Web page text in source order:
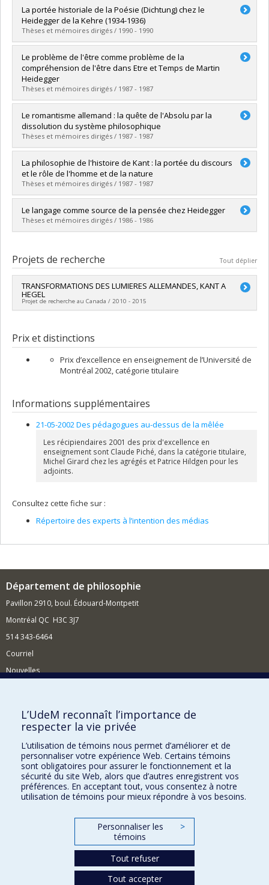
Diplômé(e) :Ipperciel, Donald
Cycle :Maîtrise
Diplôme obtenu :M.A.
Lien vers le document dans Papyrus
La portée historiale de la Poésie (Dichtung) chez le
Heidegger de la Kehre (1934-1936)
Thèses et mémoires dirigés / 1990 - 1990
Diplômé(e) :Quintin, Jacques
Cycle :Maîtrise
Diplôme obtenu :
Lien vers le document dans Papyrus
Le problème de l'être comme problème de la
compréhension de l'être dans Etre et Temps de Martin
Heidegger
Thèses et mémoires dirigés / 1987 - 1987
Diplômé(e) :Sylvestre, André
Cycle :Maîtrise
Diplôme obtenu :M.A.
Lien vers le document dans Papyrus
Le romantisme allemand : la quête de l'Absolu par la
dissolution du système philosophique
Thèses et mémoires dirigés / 1987 - 1987
Diplômé(e) :Laurin, Guylaine
Cycle :Maîtrise
Diplôme obtenu :M.A.
Lien vers le document dans Papyrus
La philosophie de l'histoire de Kant : la portée du discours
et le rôle de l'homme et de la nature
Thèses et mémoires dirigés / 1987 - 1987
Diplômé(e) :Bergeron, Réjean
Cycle : Maîtrise
Diplôme obtenu :M.A.
Le langage comme source de la pensée chez Heidegger
Thèses et mémoires dirigés / 1986 - 1986
Cycle : Maîtrise
Diplôme obtenu :M.A.
Lien vers le document dans Papyrus
Projets de recherche Tout déplier
TRANSFORMATIONS DES LUMIERES ALLEMANDES, KANT A
HEGEL
Projet de recherche au Canada / 2010 - 2015
Co-chercheurs : George Di Giovanni
Langlois,Marie-Andrée Ricard,Mathieu Robitaille,Marceline
Morais
Sources de financement : FRQSC/Fonds de recherche du
Québec - Société et culture (FQRSC)
Soutien aux équipes de recherche - Stade de développement
: Fonctionnement
Prix et distinctions
Prix d’excellence en enseignement de l’Université de
Montréal 2002, catégorie titulaire
Informations supplémentaires
21-05-2002 Des pédagogues au-dessus de la mêlée
Les récipiendaires 2001 des prix d'excellence en
enseignement sont Claude Piché, dans la catégorie titulaire,
Michel Girard chez les agrégés et Patrice Hildgen pour les
adjoints.
Consultez cette fiche sur :
Répertoire des experts à l’intention des médias
Département de philosophie
Pavillon 2910, boul. Édouard-Montpetit
Montréal QC H3C 3J7
514 343-6464
Courriel
Nouvelles
Comment soutenir le Département?
BESOIN D'AIDE?
Plan du site
Signaler une erreur
Accessibilité
FACULTÉ DES ARTS ET DES SCIENCES
Nos départements et écoles
L’UdeM reconnaît l’importance de
respecter la vie privée
L’utilisation de témoins nous permet d’améliorer et de
personnaliser votre expérience Web. Certains témoins
sont obligatoires pour assurer le fonctionnement et la
sécurité du site Web, alors que d’autres enregistrent vos
préférences. En acceptant tout, vous consentez à notre
utilisation de témoins pour mieux répondre à vos besoins.
Personnaliser les
témoins
>
Tout refuser
Tout accepter